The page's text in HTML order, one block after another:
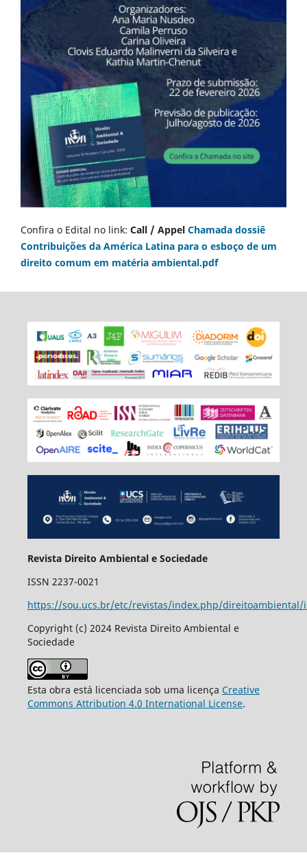
Confira o Edital no link: Call / Appel Chamada dossiê
Contribuições da América Latina para o esboço de um
direito comum em matéria ambiental.pdf
Revista Direito Ambiental e Sociedade
ISSN 2237-0021
https://sou.ucs.br/etc/revistas/index.php/direitoambiental/
Copyright (c) 2024 Revista Direito Ambiental e
Sociedade
Esta obra está licenciada sob uma licença Creative
Commons Attribution 4.0 International License.